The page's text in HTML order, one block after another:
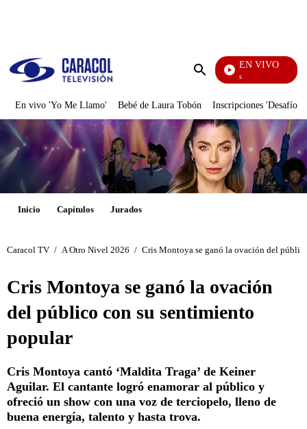
Enviar
EN VIVO
También Caerás
En vivo 'Yo Me Llamo' Bebé de Laura Tobón Inscripciones 'Desafío'
Inicio Capítulos Jurados
Caracol TV / A Otro Nivel 2026 / Cris Montoya se ganó la ovación del
Cris Montoya se ganó la ovación
del público con su sentimiento
popular
Cris Montoya cantó ‘Maldita Traga’ de Keiner
Aguilar. El cantante logró enamorar al público y
ofreció un show con una voz de terciopelo, lleno de
buena energía, talento y hasta trova.